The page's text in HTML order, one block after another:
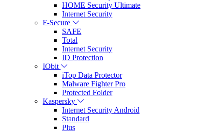
HOME Security Ultimate
Internet Security
F-Secure
SAFE
Total
Internet Security
ID Protection
IObit
iTop Data Protector
Malware Fighter Pro
Protected Folder
Kaspersky
Internet Security Android
Standard
Plus